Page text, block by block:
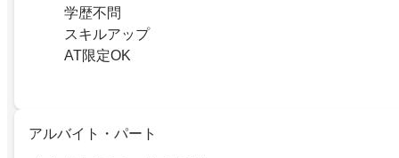
学歴不問
スキルアップ
AT限定OK
アルバイト・パート